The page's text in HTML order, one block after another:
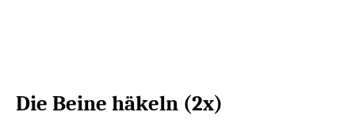
Die Beine häkeln (2x)